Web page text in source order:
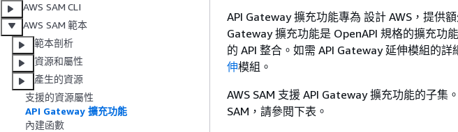
AWS SAM CLI
AWS SAM 範本
範本剖析
資源和屬性
產生的資源
支援的資源屬性
API Gateway 擴充功能
內建函數
API Gateway 擴充功能專為 設計 AWS，提供
Gateway 擴充功能是 OpenAPI 規格的擴充功
的 API 整合。如需 API Gateway 延伸模組的詳
伸模組。
AWS SAM 支援 API Gateway 擴充功能的子集
SAM，請參閱下表。